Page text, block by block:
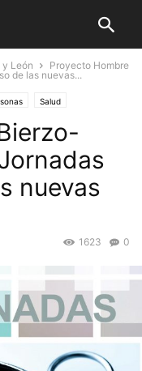
León
Proyecto Hombre
de las nuevas...
Salud
nuevas
0
1623